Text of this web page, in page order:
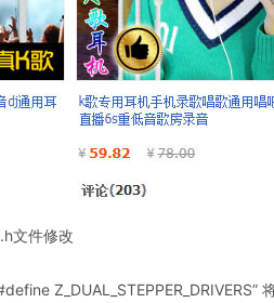
文件修改
Z_DUAL_STEPPER_DRIVERS” 将